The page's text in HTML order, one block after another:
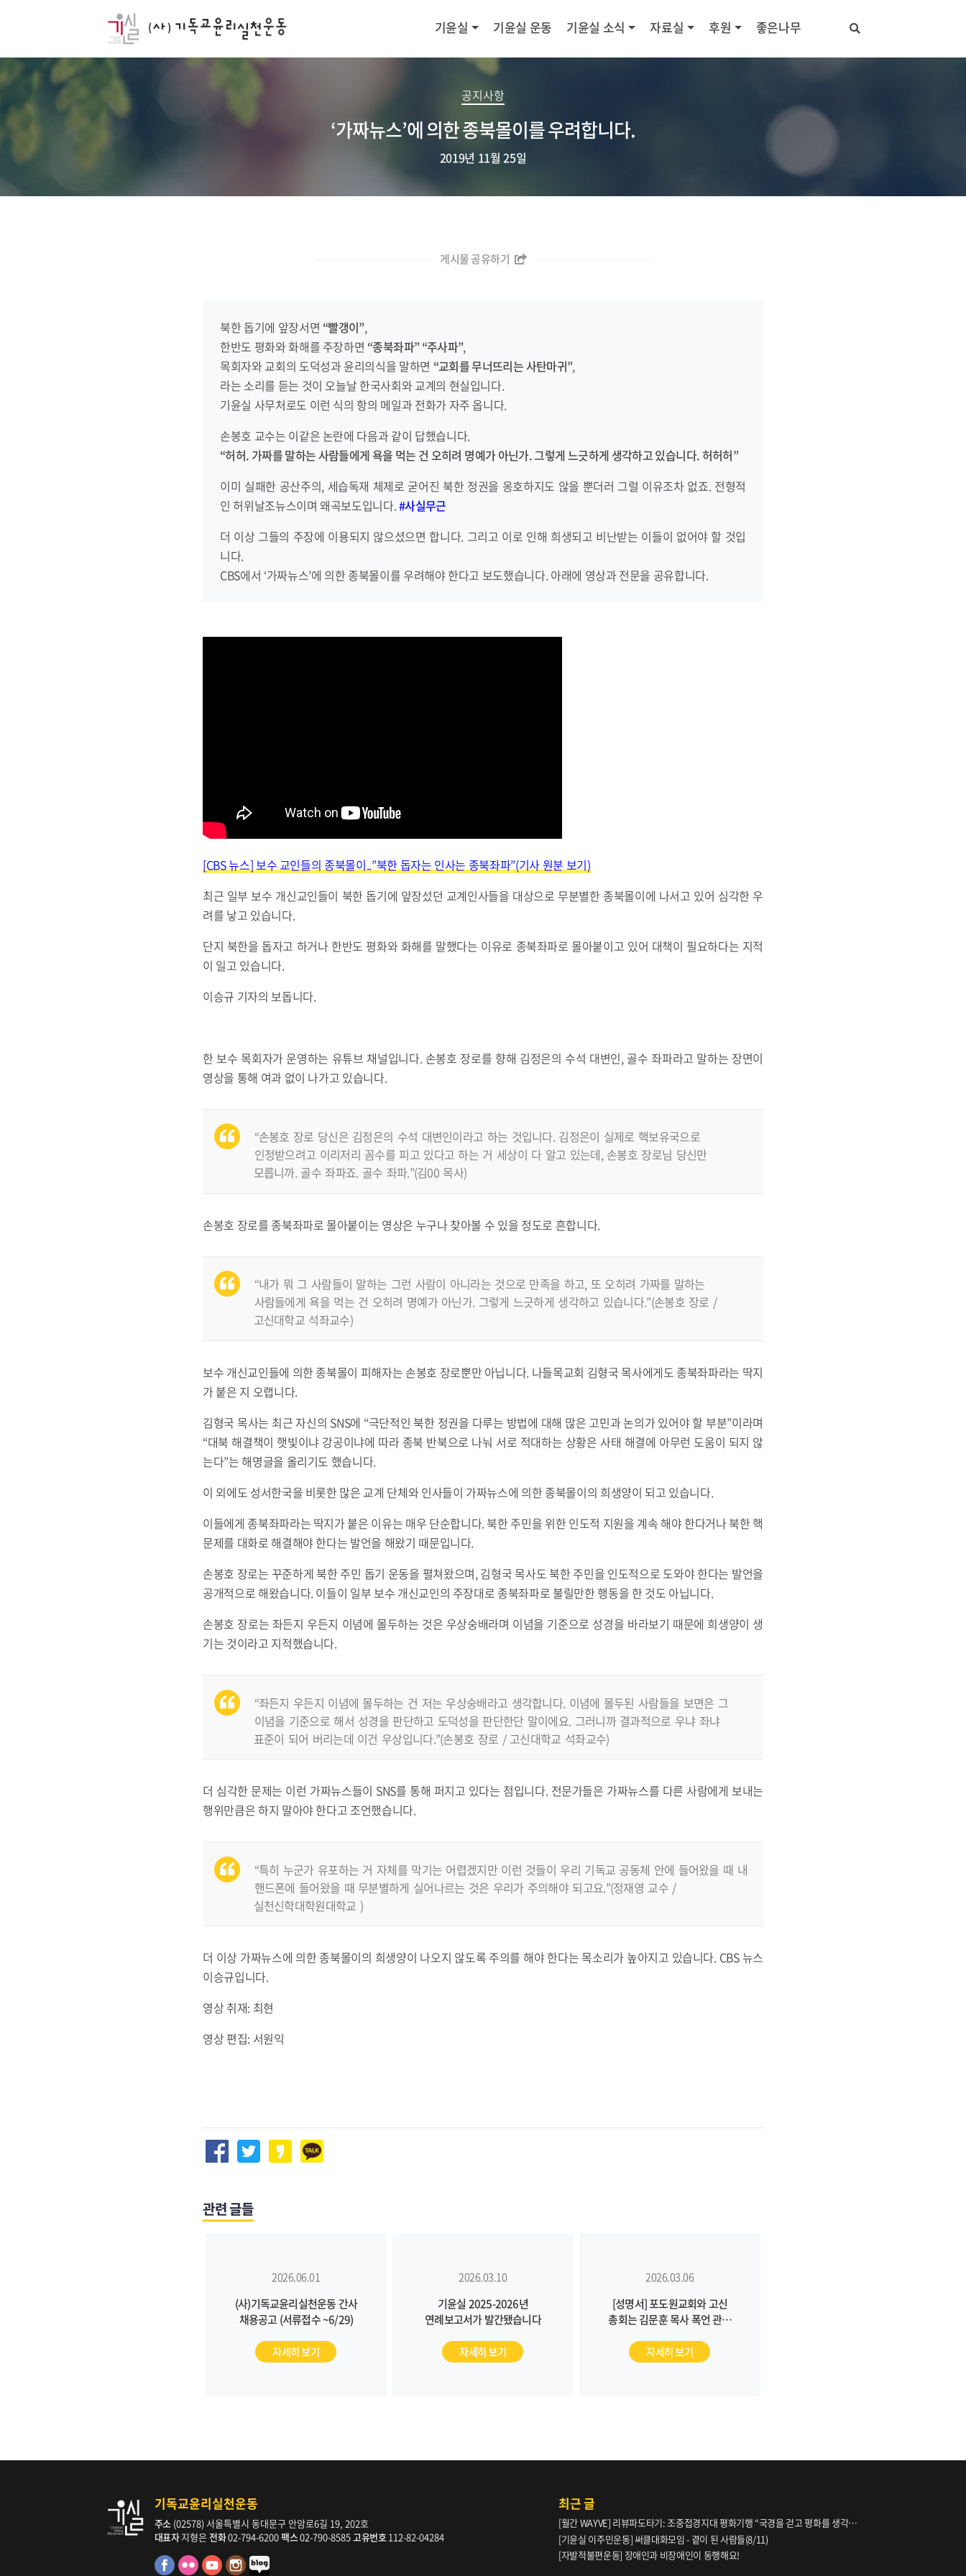
기윤실 기윤실 운동 기윤실 소식 자료실 후원 좋은나무
공지사항
‘가짜뉴스’에 의한 종북몰이를 우려합니다.
2019년 11월 25일
게시물 공유하기
북한 돕기에 앞장서면 “빨갱이”,
한반도 평화와 화해를 주장하면 “종북좌파” “주사파”,
목회자와 교회의 도덕성과 윤리의식을 말하면 “교회를 무너뜨리는 사탄마귀”,
라는 소리를 듣는 것이 오늘날 한국사회와 교계의 현실입니다.
기윤실 사무처로도 이런 식의 항의 메일과 전화가 자주 옵니다.
손봉호 교수는 이같은 논란에 다음과 같이 답했습니다.
“허허. 가짜를 말하는 사람들에게 욕을 먹는 건 오히려 명예가 아닌가. 그렇게 느긋하게 생각하고 있습니다. 허허허”
이미 실패한 공산주의, 세습독재 체제로 굳어진 북한 정권을 옹호하지도 않을 뿐더러 그럴 이유조차 없죠. 전형적
인 허위날조뉴스이며 왜곡보도입니다.#사실무근
더 이상 그들의 주장에 이용되지 않으셨으면 합니다. 그리고 이로 인해 희생되고 비난받는 이들이 없어야 할 것입
니다.
CBS에서 ‘가짜뉴스’에 의한 종북몰이를 우려해야 한다고 보도했습니다. 아래에 영상과 전문을 공유합니다.
[CBS 뉴스] 보수 교인들의 종북몰이..”북한 돕자는 인사는 종북좌파”(기사 원분 보기)
최근 일부 보수 개신교인들이 북한 돕기에 앞장섰던 교계인사들을 대상으로 무분별한 종북몰이에 나서고 있어 심각한 우
려를 낳고 있습니다.
단지 북한을 돕자고 하거나 한반도 평화와 화해를 말했다는 이유로 종북좌파로 몰아붙이고 있어 대책이 필요하다는 지적
이 일고 있습니다.
이승규 기자의 보돕니다.
한 보수 목회자가 운영하는 유튜브 채널입니다. 손봉호 장로를 향해 김정은의 수석 대변인, 골수 좌파라고 말하는 장면이
영상을 통해 여과 없이 나가고 있습니다.
“손봉호 장로 당신은 김정은의 수석 대변인이라고 하는 것입니다. 김정은이 실제로 핵보유국으로
인정받으려고 이리저리 꼼수를 피고 있다고 하는 거 세상이 다 알고 있는데, 손봉호 장로님 당신만
모릅니까. 골수 좌파죠. 골수 좌파.”(김00 목사)
손봉호 장로를 종북좌파로 몰아붙이는 영상은 누구나 찾아볼 수 있을 정도로 흔합니다.
“내가 뭐 그 사람들이 말하는 그런 사람이 아니라는 것으로 만족을 하고, 또 오히려 가짜를 말하는
사람들에게 욕을 먹는 건 오히려 명예가 아닌가. 그렇게 느긋하게 생각하고 있습니다.”(손봉호 장로 /
고신대학교 석좌교수)
보수 개신교인들에 의한 종북몰이 피해자는 손봉호 장로뿐만 아닙니다. 나들목교회 김형국 목사에게도 종북좌파라는 딱지
가 붙은 지 오랩니다.
김형국 목사는 최근 자신의 SNS에 “극단적인 북한 정권을 다루는 방법에 대해 많은 고민과 논의가 있어야 할 부분”이라며
“대북 해결책이 햇빛이냐 강공이냐에 따라 종북 반북으로 나눠 서로 적대하는 상황은 사태 해결에 아무런 도움이 되지 않
는다”는 해명글을 올리기도 했습니다.
이 외에도 성서한국을 비롯한 많은 교계 단체와 인사들이 가짜뉴스에 의한 종북몰이의 희생양이 되고 있습니다.
이들에게 종북좌파라는 딱지가 붙은 이유는 매우 단순합니다. 북한 주민을 위한 인도적 지원을 계속 해야 한다거나 북한 핵
문제를 대화로 해결해야 한다는 발언을 해왔기 때문입니다.
손봉호 장로는 꾸준하게 북한 주민 돕기 운동을 펼쳐왔으며, 김형국 목사도 북한 주민을 인도적으로 도와야 한다는 발언을
공개적으로 해왔습니다. 이들이 일부 보수 개신교인의 주장대로 종북좌파로 불릴만한 행동을 한 것도 아닙니다.
손봉호 장로는 좌든지 우든지 이념에 몰두하는 것은 우상숭배라며 이념을 기준으로 성경을 바라보기 때문에 희생양이 생
기는 것이라고 지적했습니다.
“좌든지 우든지 이념에 몰두하는 건 저는 우상숭배라고 생각합니다. 이념에 몰두된 사람들을 보면은 그
이념을 기준으로 해서 성경을 판단하고 도덕성을 판단한단 말이에요. 그러니까 결과적으로 우냐 좌냐
표준이 되어 버리는데 이건 우상입니다.”(손봉호 장로 / 고신대학교 석좌교수)
더 심각한 문제는 이런 가짜뉴스들이 SNS를 통해 퍼지고 있다는 점입니다. 전문가들은 가짜뉴스를 다른 사람에게 보내는
행위만큼은 하지 말아야 한다고 조언했습니다.
“특히 누군가 유포하는 거 자체를 막기는 어렵겠지만 이런 것들이 우리 기독교 공동체 안에 들어왔을 때 내
핸드폰에 들어왔을 때 무분별하게 실어나르는 것은 우리가 주의해야 되고요.”(정재영 교수 /
실천신학대학원대학교 )
더 이상 가짜뉴스에 의한 종북몰이의 희생양이 나오지 않도록 주의를 해야 한다는 목소리가 높아지고 있습니다. CBS 뉴스
이승규입니다.
영상 취재: 최현
영상 편집: 서원익
관련 글들
2026.06.01
(사)기독교윤리실천운동 간사
채용공고 (서류접수 ~6/29)
자세히 보기
2026.03.10
기윤실 2025-2026년
연례보고서가 발간됐습니다
자세히 보기
2026.03.06
[성명서] 포도원교회와 고신
총회는 김문훈 목사 폭언 관련
규명과 피해자 회복 조치를 통해
근본적인 문제 해결에 나서야
자세히 보기
기독교윤리실천운동
주소(02578) 서울특별시 동대문구 안암로6길 19, 202호
대표자지형은 전화02-794-6200팩스02-790-8585고유번호112-82-04284
최근 글
[월간 WAYVE] 리뷰파도타기: 조중접경지대 평화기행 “국경을 걷고 평화를 생각하
다” _ 105호
[기윤실 이주민운동] 써클대화모임 - 곁이 된 사람들(8/11)
[자발적불편운동] 장애인과 비장애인이 동행해요!